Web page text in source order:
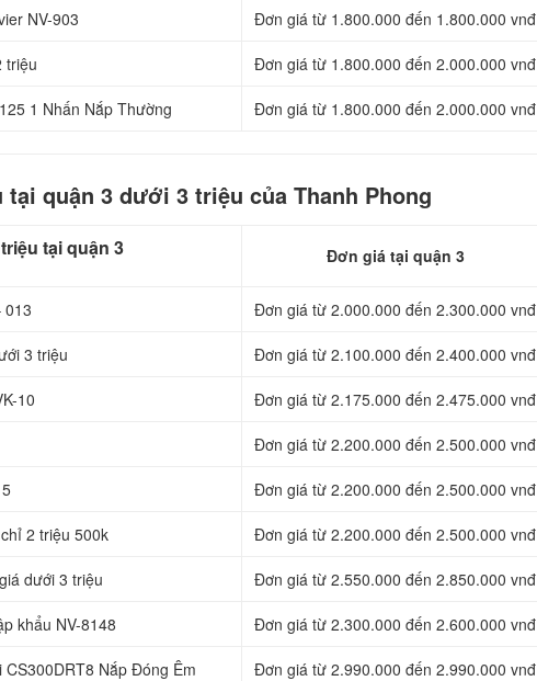
NV-903 Đơn giá từ 1.800.000 đến 1.800.000 vnđ
triệu Đơn giá từ 1.800.000 đến 2.000.000 vnđ
1 Nhấn Nắp Thường Đơn giá từ 1.800.000 đến 2.000.000 vnđ
quận 3 dưới 3 triệu của Thanh Phong
tại quận 3 Đơn giá tại quận 3
013 Đơn giá từ 2.000.000 đến 2.300.000 vnđ
3 triệu Đơn giá từ 2.100.000 đến 2.400.000 vnđ
10 Đơn giá từ 2.175.000 đến 2.475.000 vnđ
Đơn giá từ 2.200.000 đến 2.500.000 vnđ
Đơn giá từ 2.200.000 đến 2.500.000 vnđ
2 triệu 500k Đơn giá từ 2.200.000 đến 2.500.000 vnđ
dưới 3 triệu Đơn giá từ 2.550.000 đến 2.850.000 vnđ
khẩu NV-8148 Đơn giá từ 2.300.000 đến 2.600.000 vnđ
Nắp Đóng Êm Đơn giá từ 2.990.000 đến 2.990.000 vnđ